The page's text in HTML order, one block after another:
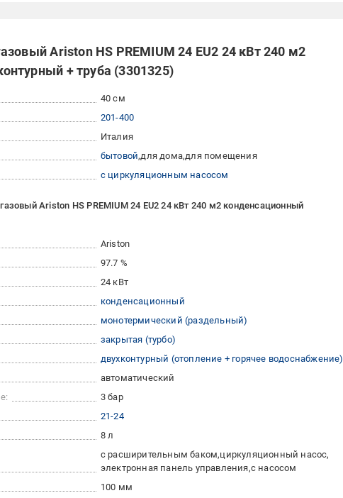
Ariston HS PREMIUM 24 EU2 24 кВт 240 м2
+ труба (3301325)
40 см
201-400
Италия
бытовой для дома для помещения
с циркуляционным насосом
Ariston HS PREMIUM 24 EU2 24 кВт 240 м2 конденсационный
Ariston
97.7 %
24 кВт
конденсационный
монотермический (раздельный)
закрытая (турбо)
двухконтурный (отопление + горячее водоснабжение)
автоматический
3 бар
21-24
8 л
с расширительным баком циркуляционный насос
электронная панель управления с насосом
100 мм